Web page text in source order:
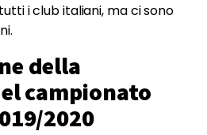
i club italiani, ma ci sono
della
campionato
2020